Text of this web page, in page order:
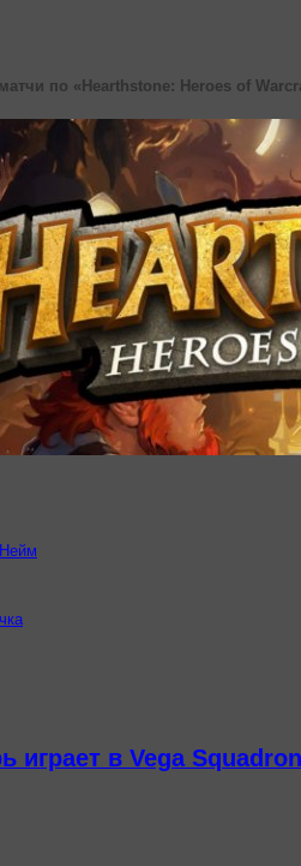
по «Hearthstone: Heroes of
играет в Vega